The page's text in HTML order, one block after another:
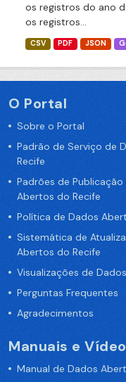
os registros do ano
os registros...
CSV PDF JSON
O Portal
Sobre o Portal
Padrão de Serviço de
Recife
Padrões de
Abertos do Recife
Política de Dados
Sistemática de
Abertos do Recife
Visualizações de Dados
Perguntas Frequentes
Agradecimentos
Manuais e
Manual de Dados